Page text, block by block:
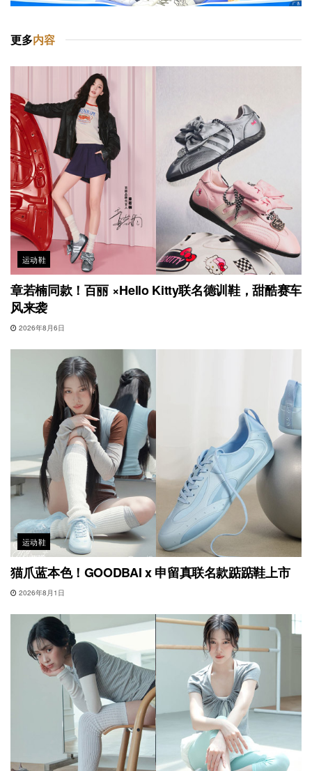
更多内容
运动鞋
章若楠同款！百丽 ×Hello Kitty联名德训鞋，甜酷赛车
风来袭
2026年8月6日
运动鞋
猫爪蓝本色！GOODBAI x 申留真联名款踮踮鞋上市
2026年8月1日